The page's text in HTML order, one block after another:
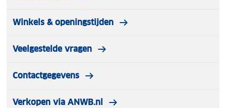
Winkels & openingstijden
Veelgestelde vragen
Contactgegevens
Verkopen via ANWB.nl